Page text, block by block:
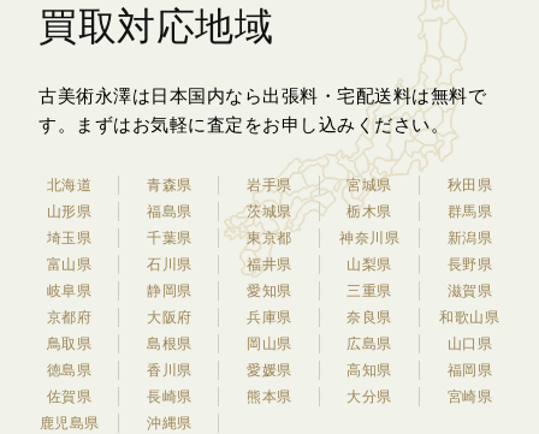
買取対応地域
古美術永澤は日本国内なら出張料・宅配送料は無料で
す。
まずはお気軽に査定をお申し込みください。
北海道 青森県 岩手県 宮城県
秋田県
山形県
福島県 茨城県 栃木県
群馬県
埼玉県
千葉県 東京都 神奈川県
新潟県
富山県
石川県 福井県 山梨県
長野県
岐阜県
静岡県 愛知県 三重県
滋賀県
京都府
大阪府 兵庫県 奈良県
和歌山県
鳥取県
島根県 岡山県 広島県
山口県
徳島県
香川県 愛媛県 高知県
福岡県
佐賀県
長崎県 熊本県 大分県
宮崎県
鹿児島県
沖縄県